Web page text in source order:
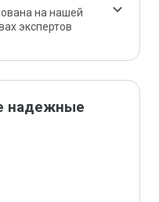
на нашей
экспертов
надежные